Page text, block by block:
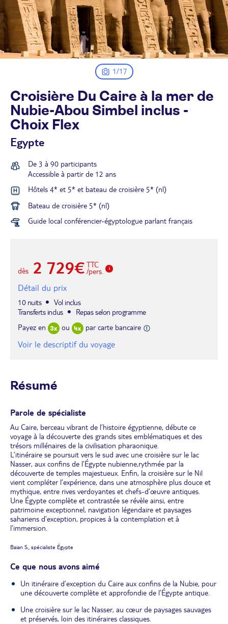
1/17
Croisière Du Caire à la mer de
Nubie-Abou Simbel inclus -
Choix Flex
Egypte
De 3 à 90 participants
Accessible à partir de 12 ans
Hôtels 4* et 5* et bateau de croisière 5* (nl)
Bateau de croisière 5* (nl)
Guide local conférencier-égyptologue parlant français
dès 2 729€ TTC
/pers.
Détail du prix
10 nuits
Vol inclus
Transferts inclus
Repas selon programme
Payez en
ou par carte bancaire
Voir le descriptif du voyage
Résumé
Parole de spécialiste
Au Caire, berceau vibrant de l’histoire égyptienne, débute ce
voyage à la découverte des grands sites emblématiques et des
trésors millénaires de la civilisation pharaonique.
L’itinéraire se poursuit vers le sud avec une croisière sur le lac
Nasser, aux confins de l’Égypte nubienne,rythmée par la
découverte de temples majestueux. Enfin, la croisière sur le Nil
vient compléter l’expérience, dans une atmosphère plus douce et
mythique, entre rives verdoyantes et chefs-d’œuvre antiques.
Une Égypte complète et contrastée se révèle ainsi, entre
patrimoine exceptionnel, navigation légendaire et paysages
sahariens d’exception, propices à la contemplation et à
l’immersion.
Baian S., spécialiste Égypte
Ce que nous avons aimé
Un itinéraire d’exception du Caire aux confins de la Nubie, pour
une découverte complète et approfondie de l’Égypte antique.
Une croisière sur le lac Nasser, au cœur de paysages sauvages
et préservés, loin des itinéraires classiques.